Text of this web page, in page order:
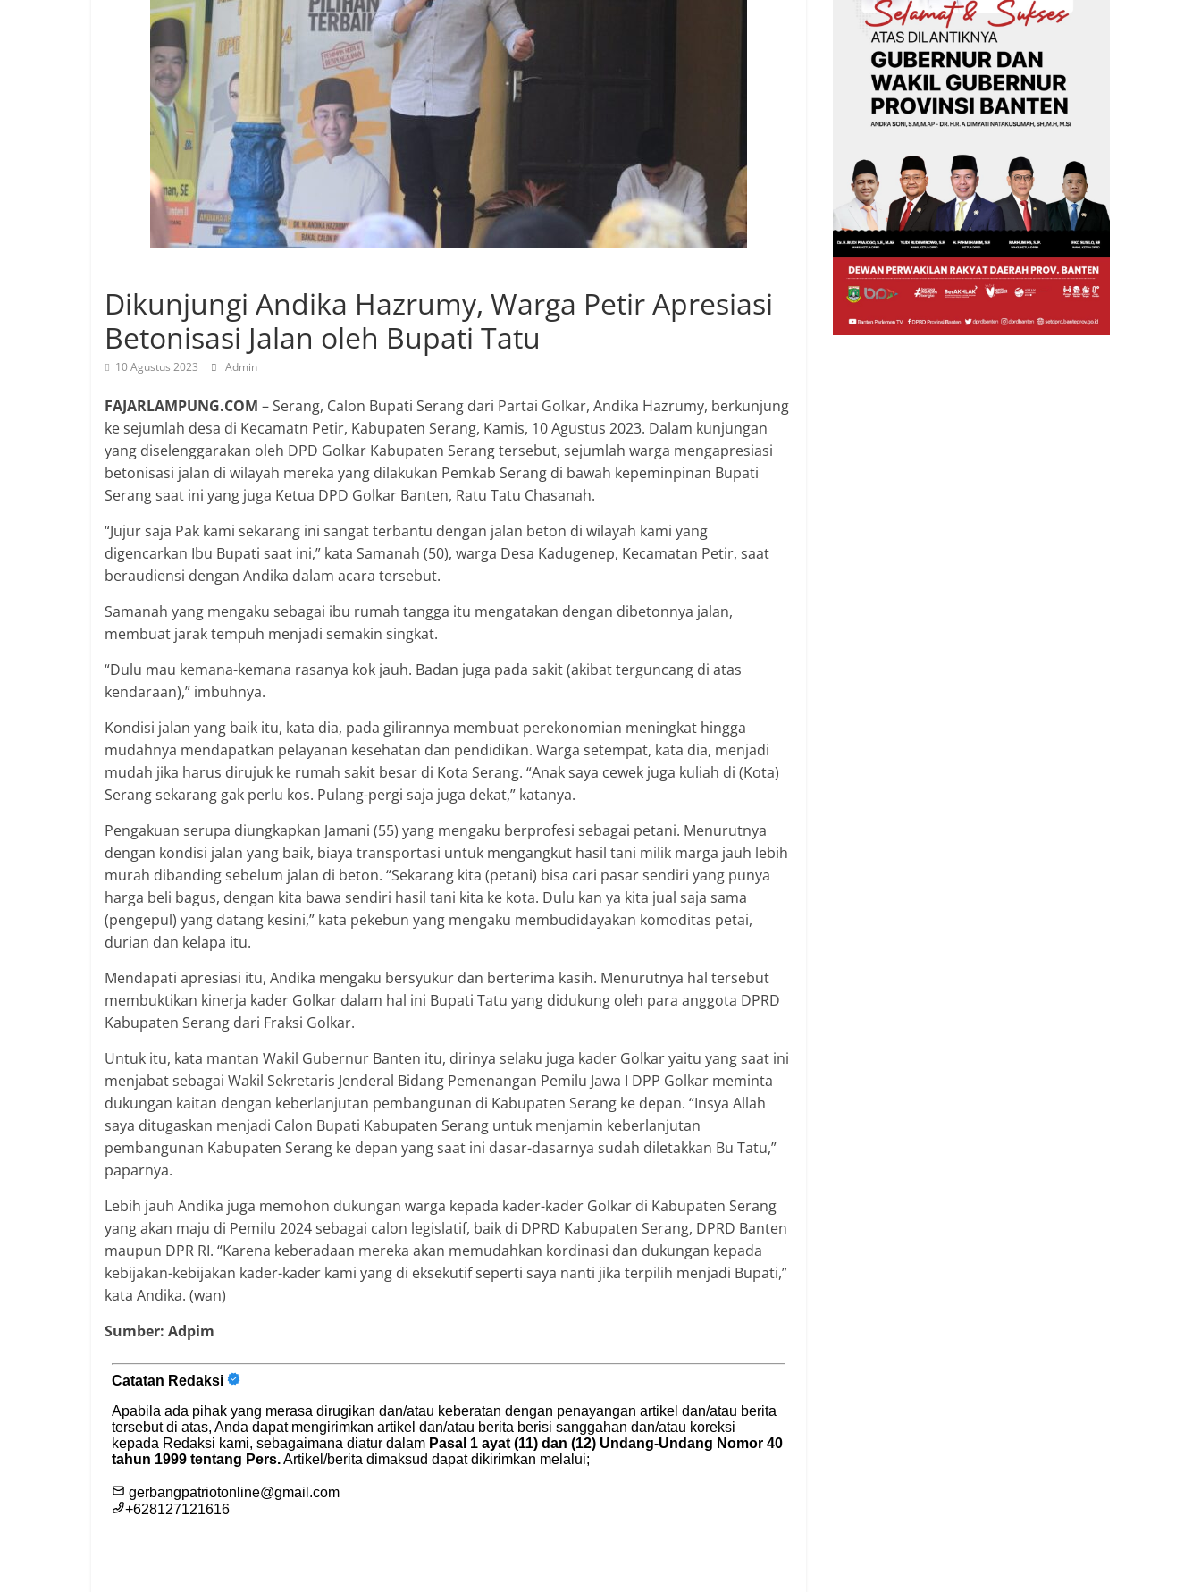
Dikunjungi Andika Hazrumy, Warga Petir Apresiasi
Betonisasi Jalan oleh Bupati Tatu
10 Agustus 2023 Admin
FAJARLAMPUNG.COM – Serang, Calon Bupati Serang dari Partai Golkar, Andika Hazrumy, berkunjung
ke sejumlah desa di Kecamatn Petir, Kabupaten Serang, Kamis, 10 Agustus 2023. Dalam kunjungan
yang diselenggarakan oleh DPD Golkar Kabupaten Serang tersebut, sejumlah warga mengapresiasi
betonisasi jalan di wilayah mereka yang dilakukan Pemkab Serang di bawah kepeminpinan Bupati
Serang saat ini yang juga Ketua DPD Golkar Banten, Ratu Tatu Chasanah.
“Jujur saja Pak kami sekarang ini sangat terbantu dengan jalan beton di wilayah kami yang
digencarkan Ibu Bupati saat ini,” kata Samanah (50), warga Desa Kadugenep, Kecamatan Petir, saat
beraudiensi dengan Andika dalam acara tersebut.
Samanah yang mengaku sebagai ibu rumah tangga itu mengatakan dengan dibetonnya jalan,
membuat jarak tempuh menjadi semakin singkat.
“Dulu mau kemana-kemana rasanya kok jauh. Badan juga pada sakit (akibat terguncang di atas
kendaraan),” imbuhnya.
Kondisi jalan yang baik itu, kata dia, pada gilirannya membuat perekonomian meningkat hingga
mudahnya mendapatkan pelayanan kesehatan dan pendidikan. Warga setempat, kata dia, menjadi
mudah jika harus dirujuk ke rumah sakit besar di Kota Serang. “Anak saya cewek juga kuliah di (Kota)
Serang sekarang gak perlu kos. Pulang-pergi saja juga dekat,” katanya.
Pengakuan serupa diungkapkan Jamani (55) yang mengaku berprofesi sebagai petani. Menurutnya
dengan kondisi jalan yang baik, biaya transportasi untuk mengangkut hasil tani milik marga jauh lebih
murah dibanding sebelum jalan di beton. “Sekarang kita (petani) bisa cari pasar sendiri yang punya
harga beli bagus, dengan kita bawa sendiri hasil tani kita ke kota. Dulu kan ya kita jual saja sama
(pengepul) yang datang kesini,” kata pekebun yang mengaku membudidayakan komoditas petai,
durian dan kelapa itu.
Mendapati apresiasi itu, Andika mengaku bersyukur dan berterima kasih. Menurutnya hal tersebut
membuktikan kinerja kader Golkar dalam hal ini Bupati Tatu yang didukung oleh para anggota DPRD
Kabupaten Serang dari Fraksi Golkar.
Untuk itu, kata mantan Wakil Gubernur Banten itu, dirinya selaku juga kader Golkar yaitu yang saat ini
menjabat sebagai Wakil Sekretaris Jenderal Bidang Pemenangan Pemilu Jawa I DPP Golkar meminta
dukungan kaitan dengan keberlanjutan pembangunan di Kabupaten Serang ke depan. “Insya Allah
saya ditugaskan menjadi Calon Bupati Kabupaten Serang untuk menjamin keberlanjutan
pembangunan Kabupaten Serang ke depan yang saat ini dasar-dasarnya sudah diletakkan Bu Tatu,”
paparnya.
Lebih jauh Andika juga memohon dukungan warga kepada kader-kader Golkar di Kabupaten Serang
yang akan maju di Pemilu 2024 sebagai calon legislatif, baik di DPRD Kabupaten Serang, DPRD Banten
maupun DPR RI. “Karena keberadaan mereka akan memudahkan kordinasi dan dukungan kepada
kebijakan-kebijakan kader-kader kami yang di eksekutif seperti saya nanti jika terpilih menjadi Bupati,”
kata Andika. (wan)
Sumber: Adpim